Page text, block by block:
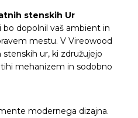
stenskih Ur
dopolnil vaš ambient in
mestu. V Vireowood
ur, ki združujejo
mehanizem in sodobno
modernega dizajna.